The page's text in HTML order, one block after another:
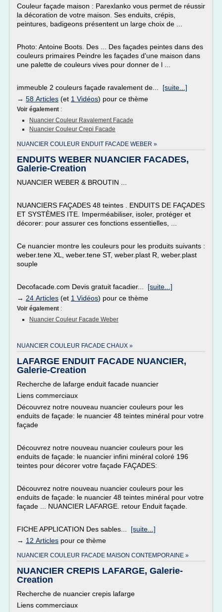
Couleur façade maison : Parexlanko vous permet de réussir
la décoration de votre maison. Ses enduits, crépis,
peintures, badigeons présentent un large choix de ...
Photo: Antoine Boots. Des ... Des façades peintes dans des
couleurs primaires Peindre les façades d'une maison dans
une palette de couleurs vives pour donner de l ...
immeuble 2 couleurs façade ravalement de... [suite...]
→ 58 Articles (et 1 Vidéos) pour ce thème
Voir également :
Nuancier Couleur Ravalement Facade
Nuancier Couleur Crepi Facade
NUANCIER COULEUR ENDUIT FACADE WEBER »
ENDUITS WEBER NUANCIER FACADES,
Galerie-Creation
NUANCIER WEBER & BROUTIN ...
NUANCIERS FAÇADES 48 teintes . ENDUITS DE FAÇADES
ET SYSTÈMES ITE. Imperméabiliser, isoler, protéger et
décorer: pour assurer ces fonctions essentielles, ...
Ce nuancier montre les couleurs pour les produits suivants :
weber.tene XL, weber.tene ST, weber.plast R, weber.plast
souple
Decofacade.com Devis gratuit facadier... [suite...]
→ 24 Articles (et 1 Vidéos) pour ce thème
Voir également :
Nuancier Couleur Facade Weber
NUANCIER COULEUR FACADE CHAUX »
LAFARGE ENDUIT FACADE NUANCIER,
Galerie-Creation
Recherche de lafarge enduit facade nuancier
Liens commerciaux
Découvrez notre nouveau nuancier couleurs pour les
enduits de façade: le nuancier 48 teintes minéral pour votre
façade
Découvrez notre nouveau nuancier couleurs pour les
enduits de façade: le nuancier infini minéral coloré 196
teintes pour décorer votre façade FAÇADES:
Découvrez notre nouveau nuancier couleurs pour les
enduits de façade: le nuancier 48 teintes minéral pour votre
façade ... NUANCIER LAFARGE. retour Enduit façade.
FICHE APPLICATION Des sables... [suite...]
→ 12 Articles pour ce thème
NUANCIER COULEUR FACADE MAISON CONTEMPORAINE »
NUANCIER CREPIS LAFARGE, Galerie-
Creation
Recherche de nuancier crepis lafarge
Liens commerciaux